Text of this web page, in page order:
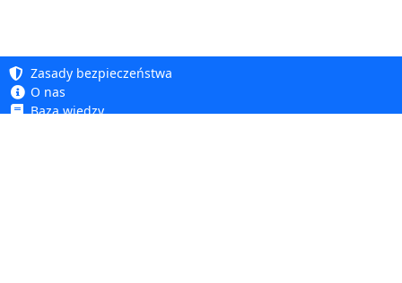
Zasady bezpieczeństwa
O nas
Baza wiedzy